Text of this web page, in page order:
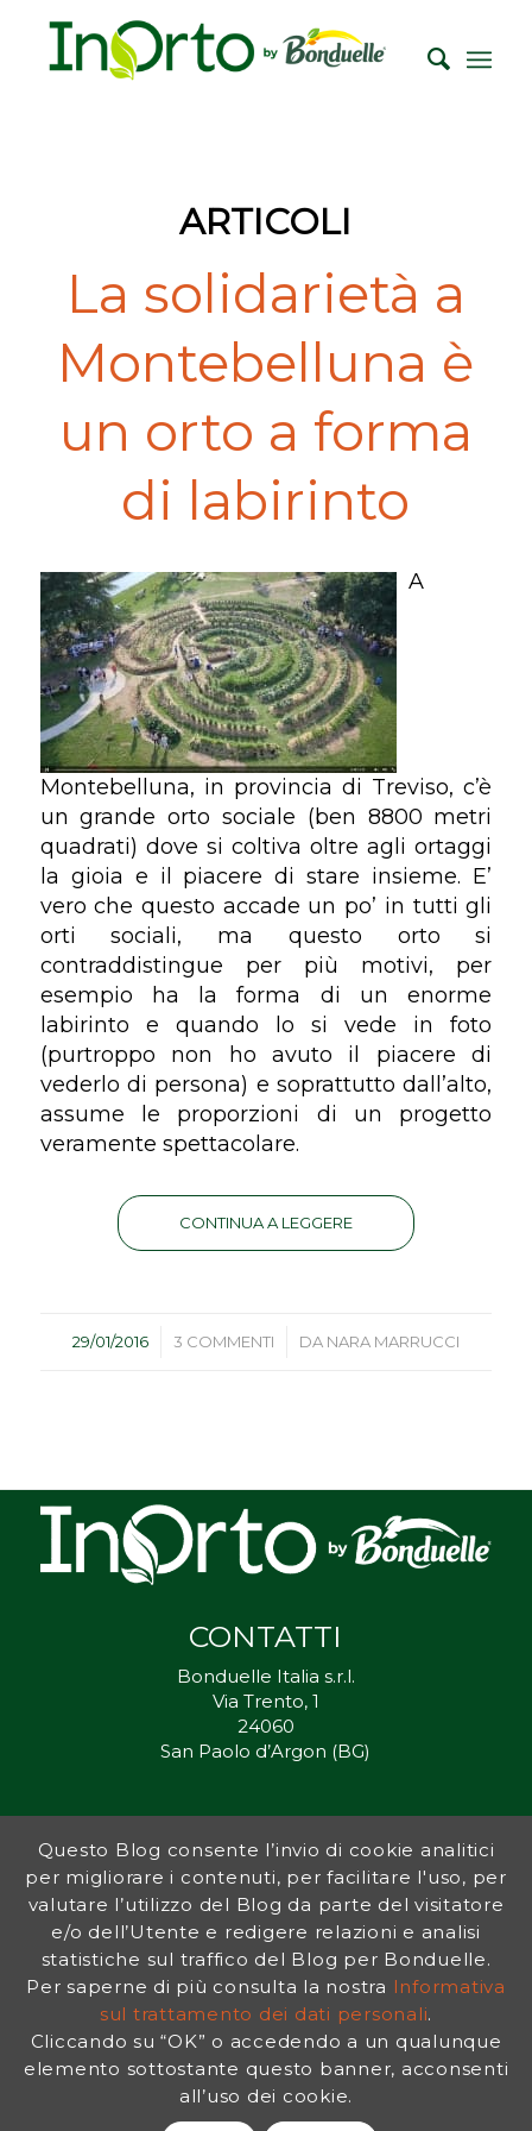
ARTICOLI
La solidarietà a
Montebelluna è
un orto a forma
di labirinto
A
Montebelluna, in provincia di Treviso, c’è
un grande orto sociale (ben 8800 metri
quadrati) dove si coltiva oltre agli ortaggi
la gioia e il piacere di stare insieme. E’
vero che questo accade un po’ in tutti gli
orti sociali, ma questo orto si
contraddistingue per più motivi, per
esempio ha la forma di un enorme
labirinto e quando lo si vede in foto
(purtroppo non ho avuto il piacere di
vederlo di persona) e soprattutto dall’alto,
assume le proporzioni di un progetto
veramente spettacolare.
CONTINUA A LEGGERE
29/01/2016
/ 3 COMMENTI
/ DA NARA MARRUCCI
CONTATTI
Bonduelle Italia s.r.l.
Via Trento, 1
24060
San Paolo d’Argon (BG)
Inorto.org è dal 2011 il punto di riferimento per gli ortisti italiani, e
fornisce preziosi consigli sia ai più esperti che a nuovi interessati.
L’obiettivo di Bonduelle è ispirare la transizione verso una dieta a
base vegetale per contribuire al benessere delle persone e del
pianeta. In questo contesto si inserisce InOrto, simbolo dell’amore
per la terra e del rispetto dell’ambiente.
INFORMATIVA PRIVACY| NOTE LEGALI
Questo Blog consente l’invio di cookie analitici
per migliorare i contenuti, per facilitare l'uso, per
valutare l’utilizzo del Blog da parte del visitatore
e/o dell’Utente e redigere relazioni e analisi
statistiche sul traffico del Blog per Bonduelle.
Per saperne di più consulta la nostra Informativa
sul trattamento dei dati personali.
Cliccando su “OK” o accedendo a un qualunque
elemento sottostante questo banner, acconsenti
all’uso dei cookie.